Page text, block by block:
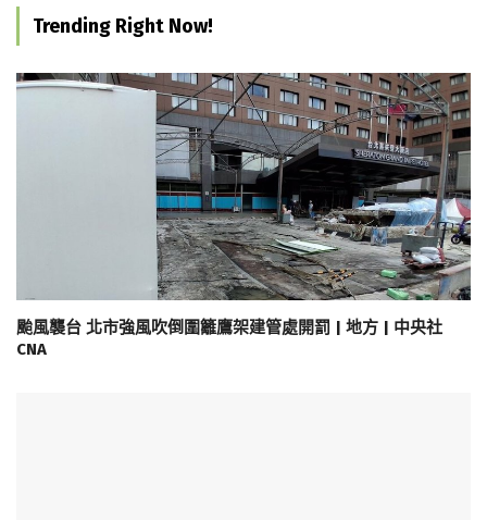
Trending Right Now!
颱風襲台 北市強風吹倒圍籬鷹架建管處開罰 | 地方 | 中央社
CNA